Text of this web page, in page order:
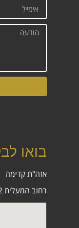
בואו
אזה"ת קדימה
רחוב המעלית 2 ( צמוד לאואזיס)